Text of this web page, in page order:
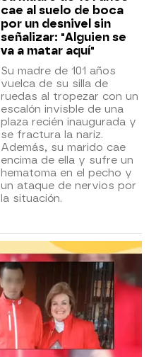
cae al suelo de boca
por un desnivel sin
señalizar: "Alguien se
va a matar aquí"
Su madre de 101 años
vuelca de su silla de
ruedas al tropezar con un
escalón invisble de una
plaza recién inaugurada y
se fractura la nariz.
Además, su marido cae
encima de ella y sufre un
hematoma en el pecho y
un ataque de nervios por
la situación.